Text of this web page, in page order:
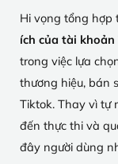
Hi vọng tổng hợp
ích của tài
trong việc lựa
thương hiệu, bán
Tiktok. Thay vì tự
đến thực thi và
đây người dùng